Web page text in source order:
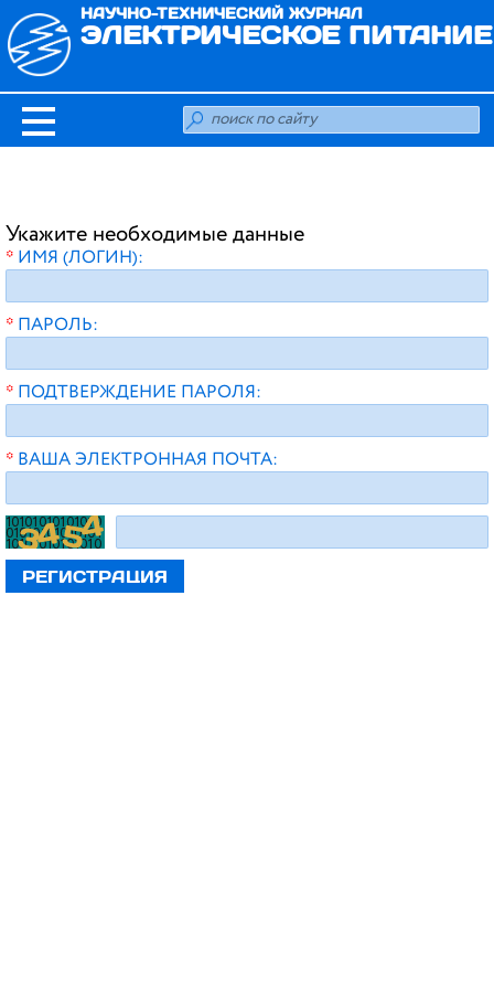
НАУЧНО-ТЕХНИЧЕСКИЙ ЖУРНАЛ
ЭЛЕКТРИЧЕСКОЕ ПИТАНИЕ
Укажите необходимые данные
ИМЯ (ЛОГИН):
ПАРОЛЬ:
ПОДТВЕРЖДЕНИЕ ПАРОЛЯ:
ВАША ЭЛЕКТРОННАЯ ПОЧТА:
РЕГИСТРАЦИЯ